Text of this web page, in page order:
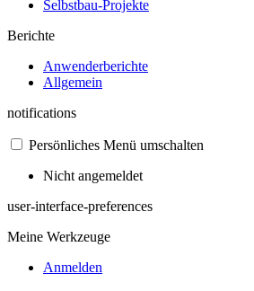
Selbstbau-Projekte
Berichte
Anwenderberichte
Allgemein
notifications
Persönliches Menü umschalten
Nicht angemeldet
user-interface-preferences
Meine Werkzeuge
Anmelden